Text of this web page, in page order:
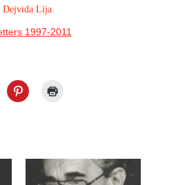
Dejvida Lija.
1997-2011